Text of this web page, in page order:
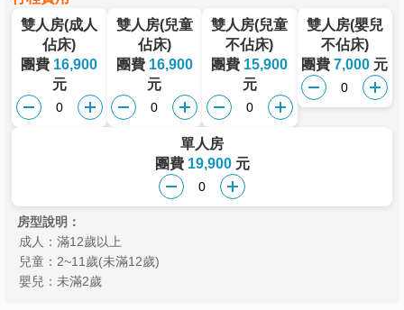
雙人房(成人
佔床)
團費 16,900
元
雙人房(兒童
佔床)
團費 16,900
元
雙人房(兒童
不佔床)
團費 15,900
元
雙人房(嬰兒
不佔床)
團費7,000 元
單人房
團費 19,900元
房型說明：
成人：滿12歲以上
兒童：2~11歲(未滿12歲)
嬰兒：未滿2歲